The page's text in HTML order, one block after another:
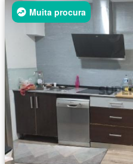
Muita procura